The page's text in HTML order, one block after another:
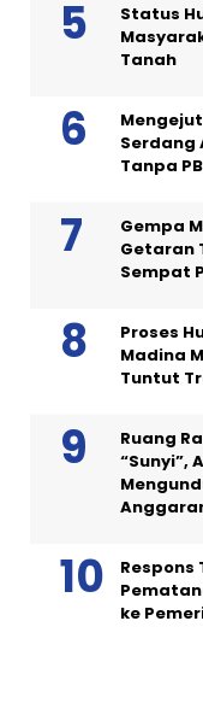
Status
Tanah
Serdang
Tanpa
Gempa
Getaran
Sempat
Proses
Madina
Tuntut
Ruang
“Sunyi”,
Respons
ke